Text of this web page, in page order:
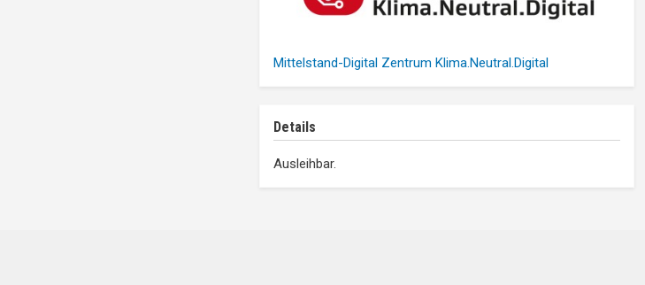
Mittelstand-Digital Zentrum Klima.Neutral.Digital
Details
Ausleihbar.